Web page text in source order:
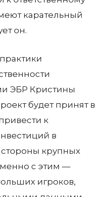
карательный
он.
ЭБР Кристины
будет принят в
к
в
стороны крупных
с этим —
игроков,